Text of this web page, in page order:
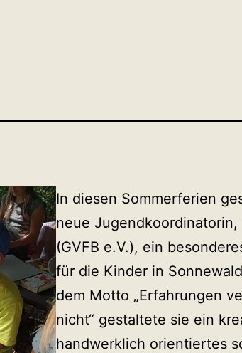
In diesen Sommerferien
neue Jugendkoordinatorin,
(GVFB e.V.), ein
für die Kinder in
dem Motto „Erfahrungen
nicht“ gestaltete sie ein
handwerklich orientiertes